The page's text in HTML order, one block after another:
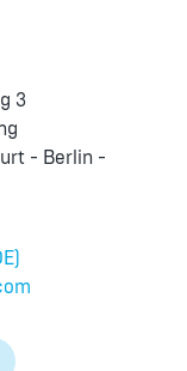
3
- Berlin -